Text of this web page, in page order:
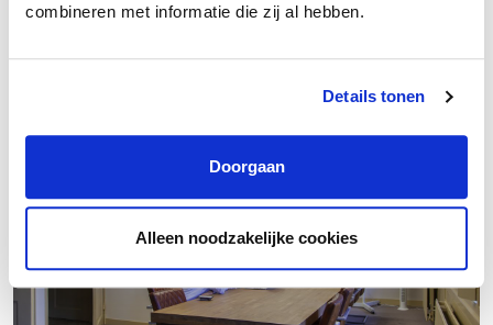
combineren met informatie die zij al hebben.
Details tonen
Doorgaan
Alleen noodzakelijke cookies
Vacatures bij Innofunding